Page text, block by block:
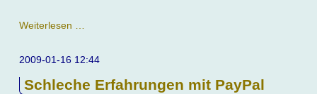
Weiterlesen …
abgeworfen
2009-01-16 12:44
Schleche Erfahrungen mit PayPal